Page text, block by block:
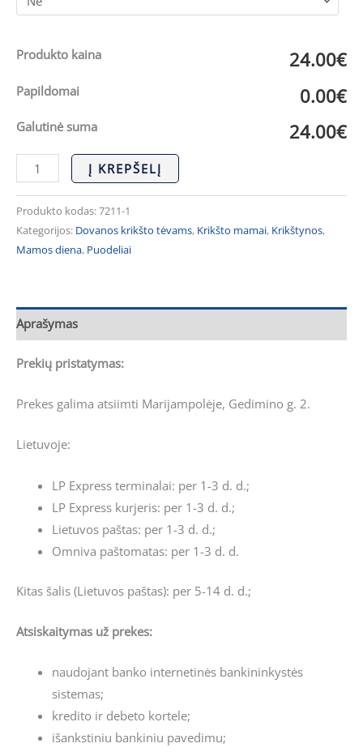
Produkto kaina 24.00€
Papildomai 0.00€
Galutinė suma 24.00€
Į KREPŠELĮ
Produkto kodas:7211-1
Kategorijos: Dovanos krikšto tėvams, Krikšto mamai, Krikštynos,
Mamos diena, Puodeliai
Aprašymas
Prekių pristatymas:
Prekes galima atsiimti Marijampolėje, Gedimino g. 2.
Lietuvoje:
LP Express terminalai: per 1-3 d. d.;
LP Express kurjeris: per 1-3 d. d.;
Lietuvos paštas: per 1-3 d. d.;
Omniva paštomatas: per 1-3 d. d.
Kitas šalis (Lietuvos paštas): per 5-14 d. d.;
Atsiskaitymas už prekes:
naudojant banko internetinės bankininkystės
sistemas;
kredito ir debeto kortele;
išankstiniu bankiniu pavedimu;